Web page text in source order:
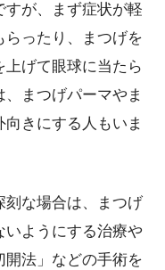
すが、まず症状が軽
らったり、まつげを
げて眼球に当たら
まつげパーマやま
きにする人もいま
刻な場合は、まつげ
いようにする治療や
開法」などの手術を